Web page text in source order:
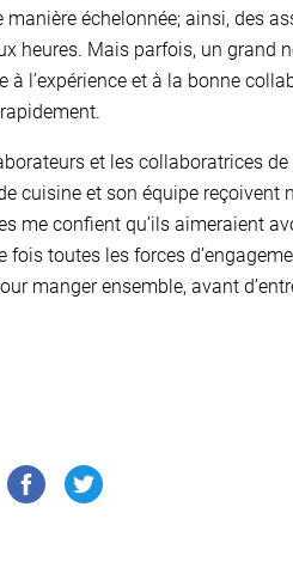
échelonnée; ainsi, des
heures. Mais parfois, un grand
à l’expérience et à la bonne
et les collaboratrices
cuisine et son équipe
me confient qu’ils aimeraient
fois toutes les forces
manger ensemble, avant